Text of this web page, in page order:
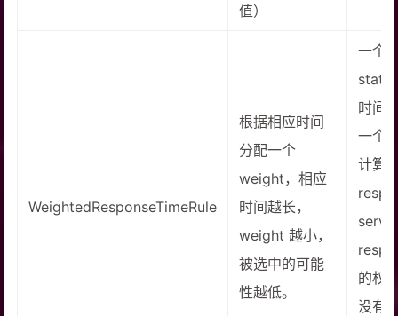
值）
WeightedResponseTimeRule
根据相应时间
分配一个
weight，相应
时间越长，
weight 越小，
被选中的可能
性越低。
一个
时间
一个
计算
的权
没有